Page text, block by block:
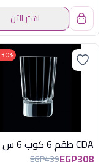
اشترِ الآن
30% خصم